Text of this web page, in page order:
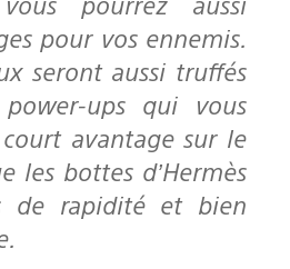
pour vos ennemis.
seront aussi truffés
ups qui vous
avantage sur le
les bottes d’Hermès
de rapidité et bien